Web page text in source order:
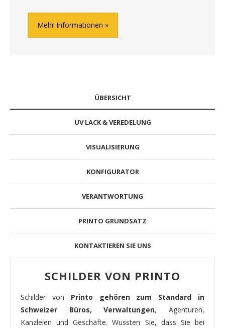
Mehr Informationen
ÜBERSICHT
UV LACK & VEREDELUNG
VISUALISIERUNG
KONFIGURATOR
VERANTWORTUNG
PRINTO GRUNDSATZ
KONTAKTIEREN SIE UNS
SCHILDER VON PRINTO
Schilder von Printo gehören zum Standard in
Schweizer Büros, Verwaltungen, Agenturen,
Kanzleien und Geschäfte. Wussten Sie, dass Sie bei